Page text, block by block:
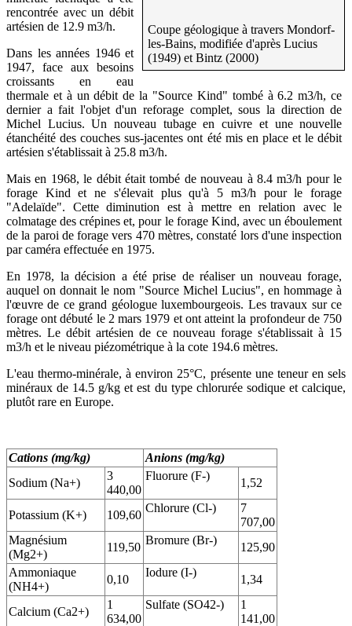
Coupe géologique à travers Mondorf-
les-Bains, modifiée d'après Lucius
(1949) et Bintz (2000)
rencontrée avec un débit
artésien de 12.9 m3/h.
Dans les années 1946 et
1947, face aux besoins
croissants en eau
thermale et à un débit de la "Source Kind" tombé à 6.2 m3/h, ce
dernier a fait l'objet d'un reforage complet, sous la direction de
Michel Lucius. Un nouveau tubage en cuivre et une nouvelle
étanchéité des couches sus-jacentes ont été mis en place et le débit
artésien s'établissait à 25.8 m3/h.
Mais en 1968, le débit était tombé de nouveau à 8.4 m3/h pour le
forage Kind et ne s'élevait plus qu'à 5 m3/h pour le forage
"Adelaïde". Cette diminution est à mettre en relation avec le
colmatage des crépines et, pour le forage Kind, avec un éboulement
de la paroi de forage vers 470 mètres, constaté lors d'une inspection
par caméra effectuée en 1975.
En 1978, la décision a été prise de réaliser un nouveau forage,
auquel on donnait le nom "Source Michel Lucius", en hommage à
l'œuvre de ce grand géologue luxembourgeois. Les travaux sur ce
forage ont débuté le 2 mars 1979 et ont atteint la profondeur de 750
mètres. Le débit artésien de ce nouveau forage s'établissait à 15
m3/h et le niveau piézométrique à la cote 194.6 mètres.
L'eau thermo-minérale, à environ 25°C, présente une teneur en sels
minéraux de 14.5 g/kg et est du type chlorurée sodique et calcique,
plutôt rare en Europe.
Cations (mg/kg)
Anions (mg/kg)
Sodium (Na+)
3
440,00
Fluorure (F-)
1,52
Potassium (K+) 109,60
Chlorure (Cl-)
7
707,00
Magnésium
(Mg2+)
119,50
Bromure (Br-)
125,90
Ammoniaque
(NH4+)
0,10
Iodure (I-)
1,34
Calcium (Ca2+)
1
634,00
Sulfate (SO42-)
1
141,00